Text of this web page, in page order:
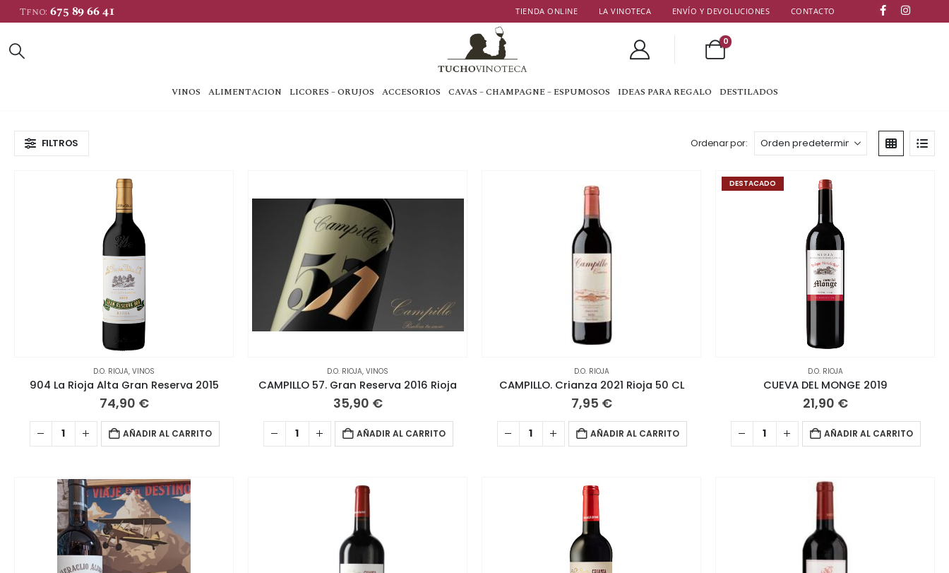
Tfno:675 89 66 41 TIENDA ONLINE LA VINOTECA ENVÍO Y DEVOLUCIONES CONTACTO
0
VINOS ALIMENTACION LICORES – ORUJOS ACCESORIOS CAVAS – CHAMPAGNE – ESPUMOSOS IDEAS PARA REGALO DESTILADOS
FILTROS Ordenar por:
D.O. RIOJA, VINOS
904 La Rioja Alta Gran Reserva 2015
74,90 €
AÑADIR AL CARRITO
D.O. RIOJA, VINOS
CAMPILLO 57. Gran Reserva 2016 Rioja
35,90 €
AÑADIR AL CARRITO
D.O. RIOJA
CAMPILLO. Crianza 2021 Rioja 50 CL
7,95 €
AÑADIR AL CARRITO
DESTACADO
D.O. RIOJA
CUEVA DEL MONGE 2019
21,90 €
AÑADIR AL CARRITO